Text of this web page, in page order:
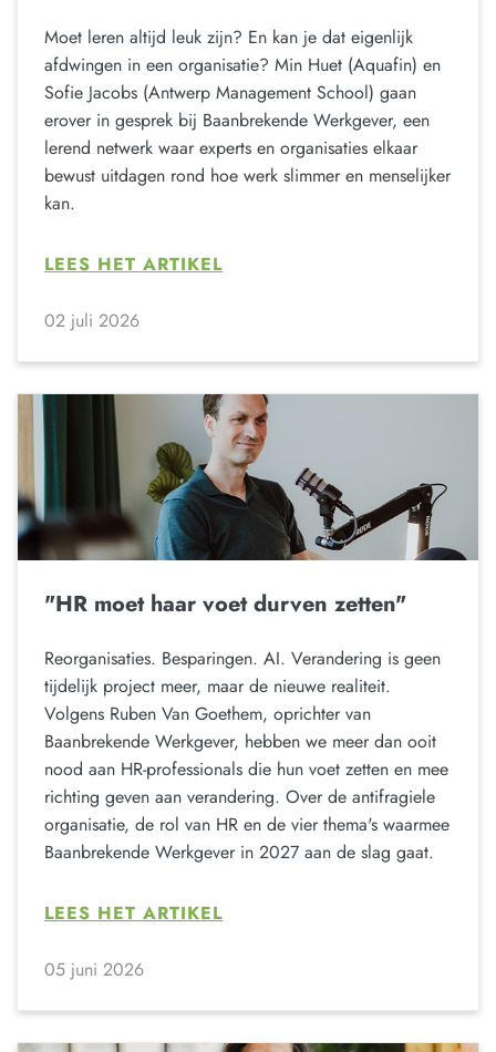
Moet leren altijd leuk zijn? En kan je dat eigenlijk
afdwingen in een organisatie? Min Huet (Aquafin) en
Sofie Jacobs (Antwerp Management School) gaan
erover in gesprek bij Baanbrekende Werkgever, een
lerend netwerk waar experts en organisaties elkaar
bewust uitdagen rond hoe werk slimmer en menselijker
kan.
LEES HET ARTIKEL
02 juli 2026
"HR moet haar voet durven zetten"
Reorganisaties. Besparingen. AI. Verandering is geen
tijdelijk project meer, maar de nieuwe realiteit.
Volgens Ruben Van Goethem, oprichter van
Baanbrekende Werkgever, hebben we meer dan ooit
nood aan HR-professionals die hun voet zetten en mee
richting geven aan verandering. Over de antifragiele
organisatie, de rol van HR en de vier thema's waarmee
Baanbrekende Werkgever in 2027 aan de slag gaat.
LEES HET ARTIKEL
05 juni 2026